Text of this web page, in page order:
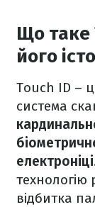
Що таке
його
Touch ID –
система
електроніці
відбитка